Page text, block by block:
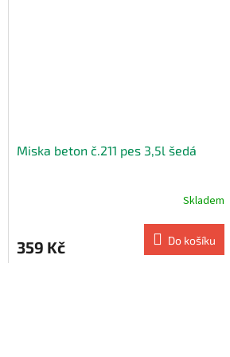
Miska beton č.211 pes 3,5l šedá
Skladem
359 Kč Do košíku